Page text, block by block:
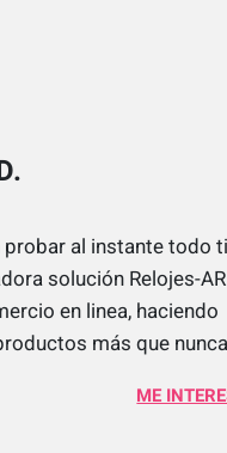
probar al instante todo
solución Relojes-
en linea, haciendo
más que
ME